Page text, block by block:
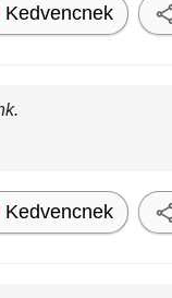
Kedvencnek
Kedvencnek